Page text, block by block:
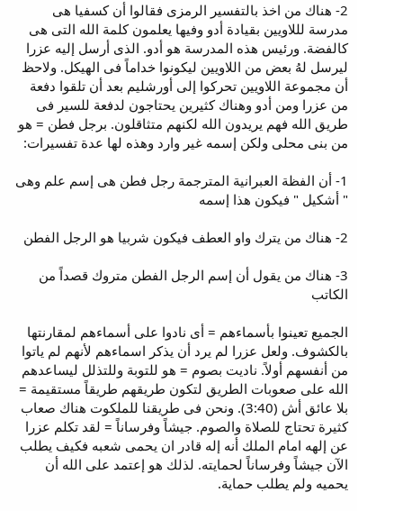
2- هناك من اخذ بالتفسير الرمزى فقالوا أن كسفيا هى
مدرسة لللاويين بقيادة أدو وفيها يعلمون كلمة الله التى هى
كالفضة. ورئيس هذه المدرسة هو أدو. الذى أرسل إليه عزرا
ليرسل لهُ بعض من اللاويين ليكونوا خداماً فى الهيكل. ولاحظ
أن مجموعة اللاويين تحركوا إلى أورشليم بعد أن تلقوا دفعة
من عزرا ومن أدو وهناك كثيرين يحتاجون لدفعة للسير فى
طريق الله فهم يريدون الله لكنهم متثاقلون. برجل فطن = هو
من بنى محلى ولكن إسمه غير وارد وهذه لها عدة تفسيرات:
1- أن الفظة العبرانية المترجمة رجل فطن هى إسم علم وهى
" أشكيل " فيكون هذا إسمه
2- هناك من يترك واو العطف فيكون شربيا هو الرجل الفطن
3- هناك من يقول أن إسم الرجل الفطن متروك قصداً من
الكاتب
الجميع تعينوا بأسماءهم = أى نادوا على أسماءهم لمقارنتها
بالكشوف. ولعل عزرا لم يرد أن يذكر اسماءهم لأنهم لم ياتوا
من أنفسهم أولاً. ناديت بصوم = هو للتوبة وللتذلل ليساعدهم
الله على صعوبات الطريق لتكون طريقهم طريقاً مستقيمة =
بلا عائق أش (3:40). ونحن فى طريقنا للملكوت هناك صعاب
كثيرة تحتاج للصلاة والصوم. جيشاً وفرساناً = لقد تكلم عزرا
عن إلهه امام الملك أنه إله قادر ان يحمى شعبه فكيف يطلب
الآن جيشاً وفرساناً لحمايته. لذلك هو إعتمد على الله أن
يحميه ولم يطلب حماية.